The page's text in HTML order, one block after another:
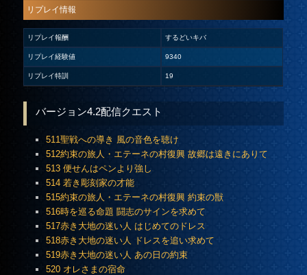
リプレイ情報
リプレイ報酬 するどいキバ
リプレイ経験値 9340
リプレイ特訓 19
バージョン4.2配信クエスト
511聖戦への導き 風の音色を聴け
512約束の旅人・エテーネの村復興 故郷は遠きにありて
513 便せんはペンより強し
514 若き彫刻家の才能
515約束の旅人・エテーネの村復興 約束の獣
516時を巡る命題 闘志のサインを求めて
517赤き大地の迷い人 はじめてのドレス
518赤き大地の迷い人 ドレスを追い求めて
519赤き大地の迷い人 あの日の約束
520 オレさまの宿命